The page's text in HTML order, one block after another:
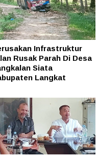
Infrastruktur
Rusak Parah Di Desa
Siata
Langkat